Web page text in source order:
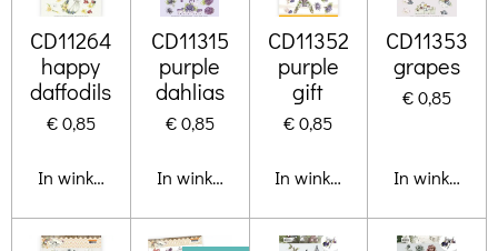
CD11264
happy
daffodils
€ 0,85
In winkelwagen
CD11315
purple
dahlias
€ 0,85
In winkelwagen
CD11352
purple
gift
€ 0,85
In winkelwagen
CD11353
grapes
€ 0,85
In